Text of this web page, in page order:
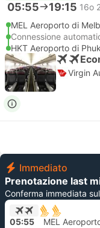
05:55 19:15 16o
MEL Aeroporto di
Connessione
HKT Aeroporto di
Virgin
Immediato
Prenotazione last
Conferma immediata
05:55